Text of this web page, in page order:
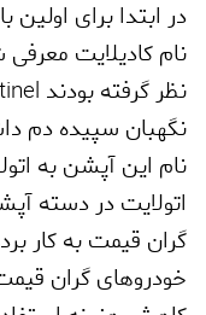
نام کادیلایت معرفی
نظر گرفته بودند
نگهبان سپیده دم
نام این آپشن به
اتولایت در دسته
گران قیمت به کار
خودروهای گران قیمت